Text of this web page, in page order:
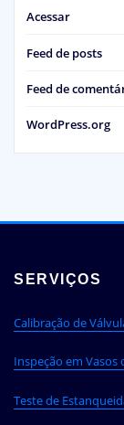
Acessar
Feed de posts
Feed de
WordPress.org
SERVIÇOS
Calibração de
Inspeção em Vasos
Teste de